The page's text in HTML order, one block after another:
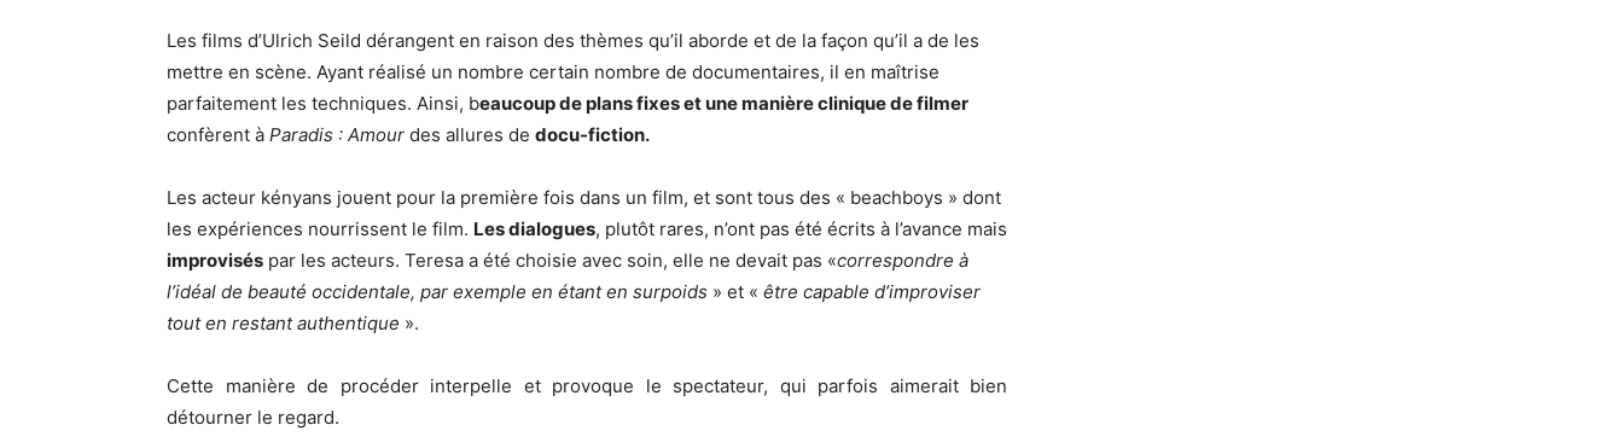
Les films d’Ulrich Seild dérangent en raison des thèmes qu’il aborde et de la façon qu’il a de les
mettre en scène. Ayant réalisé un nombre certain nombre de documentaires, il en maîtrise
parfaitement les techniques. Ainsi, beaucoup de plans fixes et une manière clinique de filmer
confèrent à Paradis : Amour des allures de docu-fiction.
Les acteur kényans jouent pour la première fois dans un film, et sont tous des « beachboys » dont
les expériences nourrissent le film. Les dialogues, plutôt rares, n’ont pas été écrits à l’avance mais
improvisés par les acteurs. Teresa a été choisie avec soin, elle ne devait pas «correspondre à
l’idéal de beauté occidentale, par exemple en étant en surpoids » et « être capable d’improviser
tout en restant authentique ».
Cette manière de procéder interpelle et provoque le spectateur, qui parfois aimerait bien
détourner le regard.